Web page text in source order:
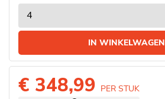
IN WINKELWAGEN
€ 348,99 PER STUK